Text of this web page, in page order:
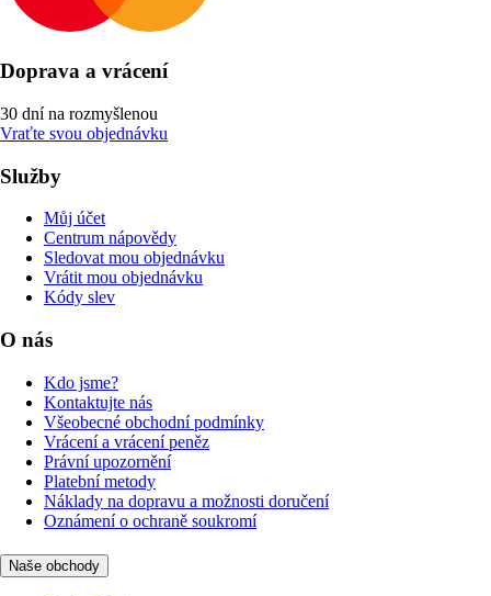
Doprava a vrácení
30 dní na rozmyšlenou
Vraťte svou objednávku
Služby
Můj účet
Centrum nápovědy
Sledovat mou objednávku
Vrátit mou objednávku
Kódy slev
O nás
Kdo jsme?
Kontaktujte nás
Všeobecné obchodní podmínky
Vrácení a vrácení peněz
Právní upozornění
Platební metody
Náklady na dopravu a možnosti doručení
Oznámení o ochraně soukromí
Naše obchody